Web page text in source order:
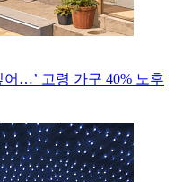
어…’ 고령 가구 40% 노후